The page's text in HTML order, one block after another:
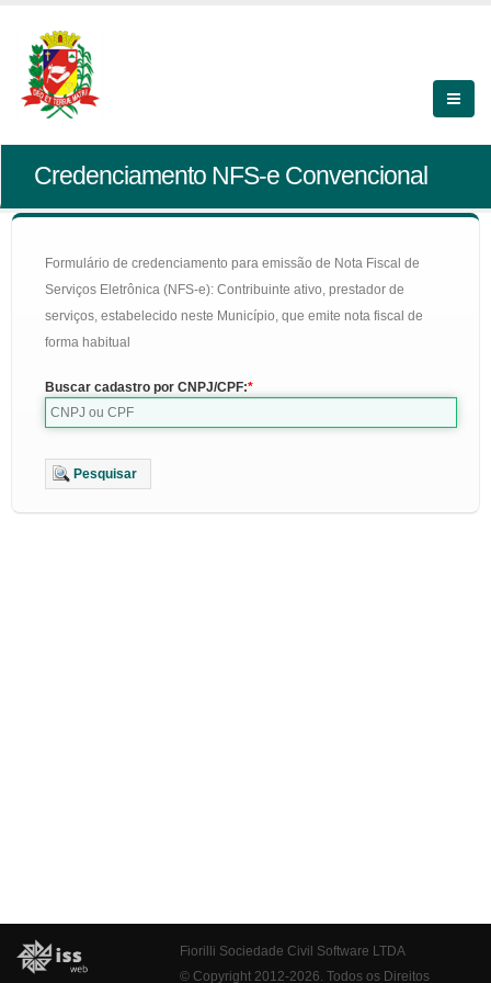
Credenciamento NFS-e Convencional
Formulário de credenciamento para emissão de Nota Fiscal de
Serviços Eletrônica (NFS-e): Contribuinte ativo, prestador de
serviços, estabelecido neste Município, que emite nota fiscal de
forma habitual
Buscar cadastro por CNPJ/CPF:
Pesquisar
Fiorilli Sociedade Civil Software LTDA
© Copyright 2012-2026. Todos os Direitos